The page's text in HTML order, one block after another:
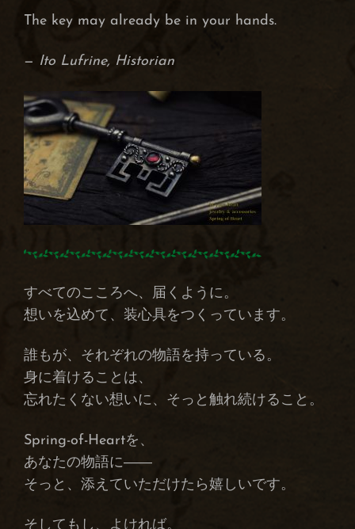
The key may already be in your hands.
— Ito Lufrine, Historian
すべてのこころへ、届くように。
想いを込めて、装心具をつくっています。
誰もが、それぞれの物語を持っている。
身に着けることは、
忘れたくない想いに、そっと触れ続けること。
Spring-of-Heartを、
あなたの物語に――
そっと、添えていただけたら嬉しいです。
そしてもし、よければ。